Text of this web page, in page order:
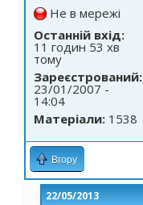
Не в мережі
Останній вхід:
11 годин 53 хв
тому
Зареєстрований:
23/01/2007 -
14:04
Матеріали: 1538
Вгору
22/05/2013